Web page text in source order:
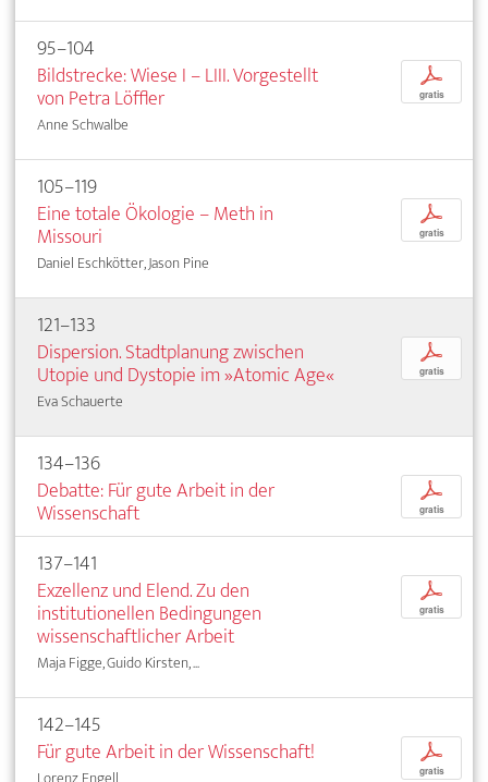
95–104
Bildstrecke: Wiese I – LIII. Vorgestellt
von Petra Löffler
Anne Schwalbe
p
gratis
105–119
Eine totale Ökologie – Meth in
Missouri
Daniel Eschkötter, Jason Pine
p
gratis
121–133
Dispersion. Stadtplanung zwischen
Utopie und Dystopie im »Atomic Age«
Eva Schauerte
p
gratis
134–136
Debatte: Für gute Arbeit in der
Wissenschaft
p
gratis
137–141
Exzellenz und Elend. Zu den
institutionellen Bedingungen
wissenschaftlicher Arbeit
Maja Figge, Guido Kirsten, ...
p
gratis
142–145
Für gute Arbeit in der Wissenschaft!
p
gratis